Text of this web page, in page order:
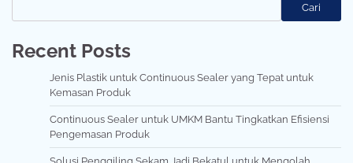
Cari
Recent Posts
Jenis Plastik untuk Continuous Sealer yang Tepat untuk
Kemasan Produk
Continuous Sealer untuk UMKM Bantu Tingkatkan Efisiensi
Pengemasan Produk